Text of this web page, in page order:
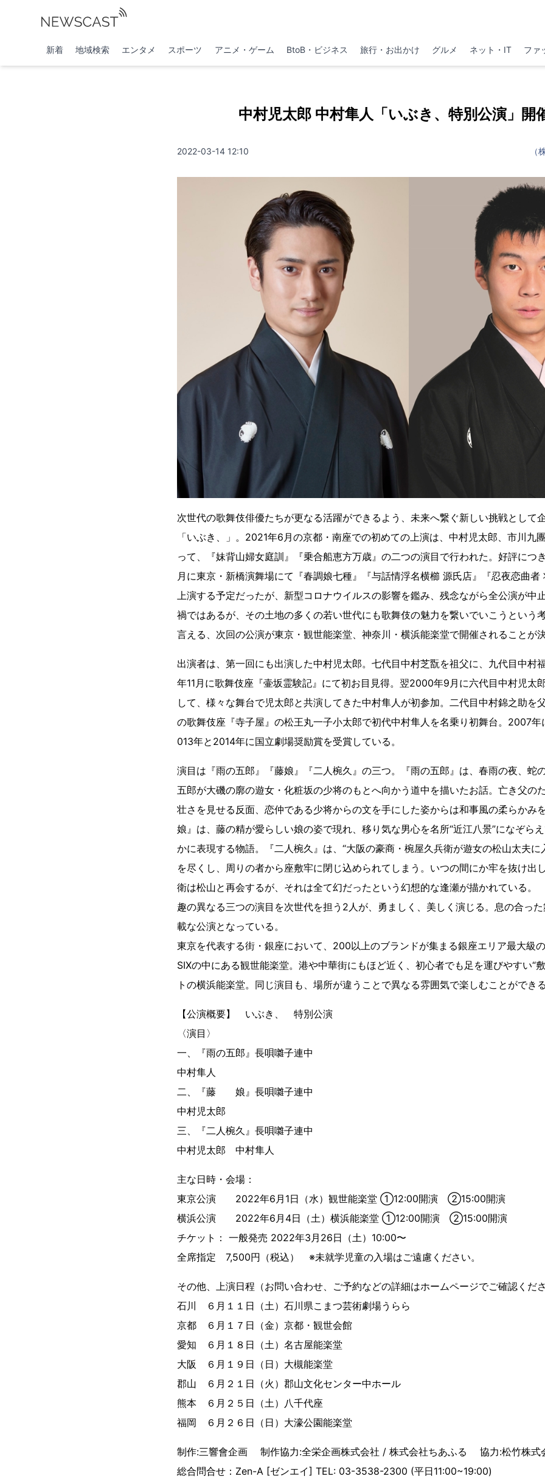
新着 地域検索 エンタメ スポーツ アニメ・ゲーム BtoB・ビジネス 旅行・お出かけ グルメ ネット・IT ファ
中村児太郎 中村隼人「いぶき、特別公演」開
2022-03-14 12:10 （
次世代の歌舞伎俳優たちが更なる活躍ができるよう、未来へ繋ぐ新しい挑戦として
「いぶき、」。2021年6月の京都・南座での初めての上演は、中村児太郎、市川九
って、『妹背山婦女庭訓』『乗合船恵方万歳』の二つの演目で行われた。好評につ
月に東京・新橋演舞場にて『春調娘七種』『与話情浮名横櫛 源氏店』『忍夜恋曲
上演する予定だったが、新型コロナウイルスの影響を鑑み、残念ながら全公演が中
禍ではあるが、その土地の多くの若い世代にも歌舞伎の魅力を繋いでいこうという
言える、次回の公演が東京・観世能楽堂、神奈川・横浜能楽堂で開催されることが
出演者は、第一回にも出演した中村児太郎。七代目中村芝翫を祖父に、九代目中村
年11月に歌舞伎座『壷坂霊験記』にて初お目見得。翌2000年9月に六代目中村児太
して、様々な舞台で児太郎と共演してきた中村隼人が初参加。二代目中村錦之助を
の歌舞伎座『寺子屋』の松王丸一子小太郎で初代中村隼人を名乗り初舞台。2007
013年と2014年に国立劇場奨励賞を受賞している。
演目は『雨の五郎』『藤娘』『二人椀久』の三つ。『雨の五郎』は、春雨の夜、蛇
五郎が大磯の廓の遊女・化粧坂の少将のもとへ向かう道中を描いたお話。亡き父の
壮さを見せる反面、恋仲である少将からの文を手にした姿からは和事風の柔らかみ
娘』は、藤の精が愛らしい娘の姿で現れ、移り気な男心を名所“近江八景”になぞら
かに表現する物語。『二人椀久』は、“大阪の豪商・椀屋久兵衛が遊女の松山太夫
を尽くし、周りの者から座敷牢に閉じ込められてしまう。いつの間にか牢を抜け出
衛は松山と再会するが、それは全て幻だったという幻想的な逢瀬が描かれている。
趣の異なる三つの演目を次世代を担う2人が、勇ましく、美しく演じる。息の合っ
載な公演となっている。
東京を代表する街・銀座において、200以上のブランドが集まる銀座エリア最大級
SIXの中にある観世能楽堂。港や中華街にもほど近く、初心者でも足を運びやすい“
トの横浜能楽堂。同じ演目も、場所が違うことで異なる雰囲気で楽しむことができ
【公演概要】 いぶき、 特別公演
〈演目〉
一、『雨の五郎』長唄囃子連中
中村隼人
二、『藤 娘』長唄囃子連中
中村児太郎
三、『二人椀久』長唄囃子連中
中村児太郎 中村隼人
主な日時・会場：
東京公演 2022年6月1日（水）観世能楽堂 ①12:00開演 ②15:00開演
横浜公演 2022年6月4日（土）横浜能楽堂 ①12:00開演 ②15:00開演
チケット： 一般発売 2022年3月26日（土）10:00〜
全席指定 7,500円（税込） ※未就学児童の入場はご遠慮ください。
その他、上演日程（お問い合わせ、ご予約などの詳細はホームページでご確認くだ
石川 ６月１１日（土）石川県こまつ芸術劇場うらら
京都 ６月１７日（金）京都・観世会館
愛知 ６月１８日（土）名古屋能楽堂
大阪 ６月１９日（日）大槻能楽堂
郡山 ６月２１日（火）郡山文化センター中ホール
熊本 ６月２５日（土）八千代座
福岡 ６月２６日（日）大濠公園能楽堂
制作:三響會企画 制作協力:全栄企画株式会社 / 株式会社ちあふる 協力:松竹株式
総合問合せ：Zen-A [ゼンエイ] TEL: 03-3538-2300 (平日11:00~19:00)